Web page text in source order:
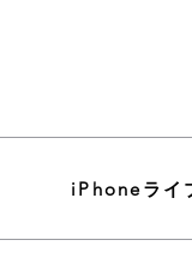
iPhoneライ